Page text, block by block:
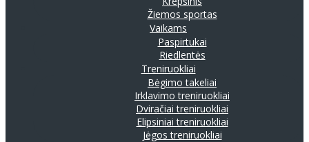
Žiemos sportas
Vaikams
Paspirtukai
Riedlentės
Treniruokliai
Bėgimo takeliai
Irklavimo treniruokliai
Dviračiai treniruokliai
Elipsiniai treniruokliai
Jėgos treniruokliai